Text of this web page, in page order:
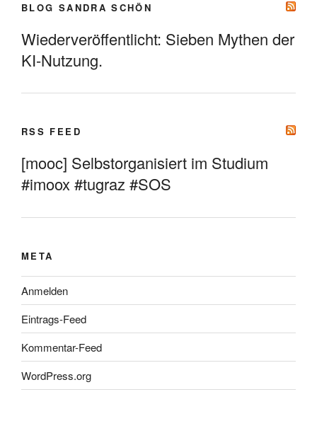
BLOG SANDRA SCHÖN
Wiederveröffentlicht: Sieben Mythen der
KI-Nutzung.
RSS FEED
[mooc] Selbstorganisiert im Studium
#imoox #tugraz #SOS
META
Anmelden
Eintrags-Feed
Kommentar-Feed
WordPress.org